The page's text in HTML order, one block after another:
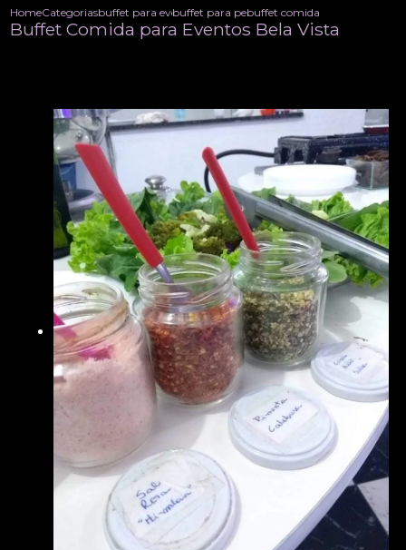
HomeCategoriasbuffet para eventosbuffet para pequenos eventosbuffet comida para eventos
Buffet Comida para Eventos Bela Vista